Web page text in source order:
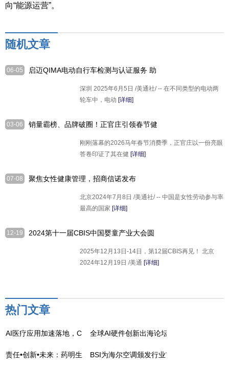
向“能源运营”。
随机文章
06-05
启迈QIMA电动自行车检测与认证服务 助
深圳 2025年6月5日 /美通社/ -- 在不同类型的电动两
轮车中，电动 [详细]
03-06
销量霸榜、品牌破圈！正官庄引领春节健
刚刚落幕的2026马年春节消费季，正官庄以一份亮眼
答卷印证了其在健 [详细]
07-08
聚焦女性健康管理，招商信诺发布
北京2024年7月8日 /美通社/ -- 中国是女性劳动参与率
最高的国家 [详细]
12-19
2024第十一届CBIS中国婴童产业大会圆
2025年12月13日-14日，第12届CBIS再见！ 北京
2024年12月19日 /美通 [详细]
热门文章
AI医疗应用加速落地，CMEF直击理邦技术布局全球AI硬件创新出海论坛ITES站：共探科
责任•创新•未来：药明生物发布2024年《可持续发展报告》
BSI为海尔空调颁发行业首张ISO 20400可